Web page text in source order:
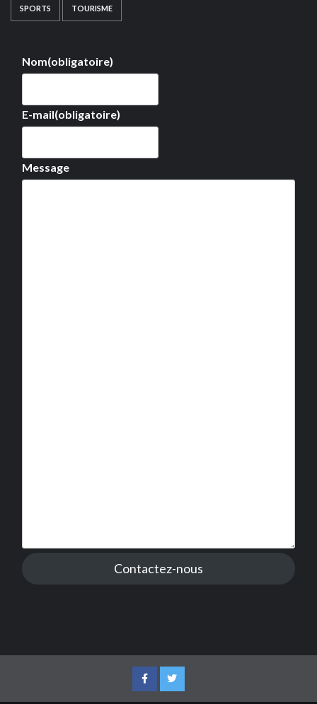
SPORTS TOURISME
Nom(obligatoire)
E-mail(obligatoire)
Message
Contactez-nous
FacebookTwitter